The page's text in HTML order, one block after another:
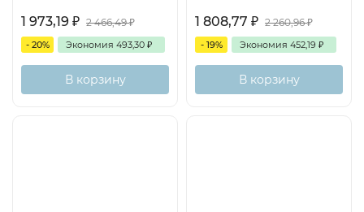
1 973,19 ₽ 2 466,49₽
- 20% Экономия 493,30 ₽
В корзину
1 808,77 ₽ 2 260,96₽
- 19% Экономия 452,19 ₽
В корзину